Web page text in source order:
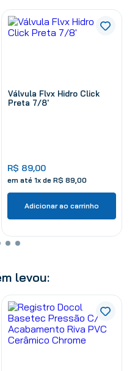
Válvula Flvx Hidro Click
Preta 7/8'
R$ 89,00
em até 1x de R$ 89 00
Adicionar ao carrinho
levou: